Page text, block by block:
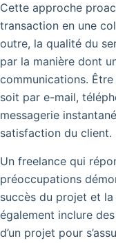
Cette approche
transaction en une
outre, la qualité du
par la manière dont
communications.
soit par e-mail,
messagerie
satisfaction du client.
Un freelance qui
préoccupations
succès du projet et
également inclure
d’un projet pour